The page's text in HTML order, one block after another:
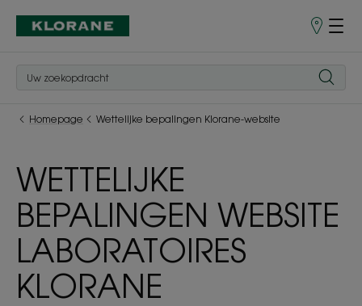
Homepage Wettelijke bepalingen Klorane-website
WETTELIJKE
BEPALINGEN WEBSITE
LABORATOIRES
KLORANE